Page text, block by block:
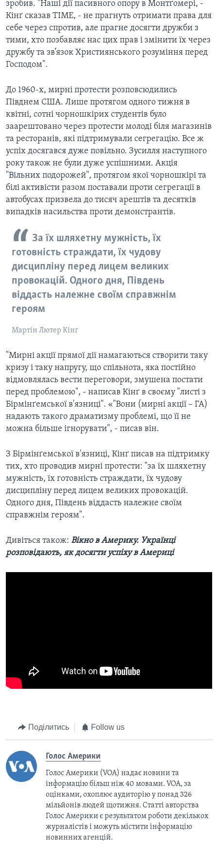
зробив. "Наші дії пасивного опору в Монтґомері, -
Кінґ сказав TIME, - не прагнуть отримати права для
себе через спротив, але прагне досягти дружби з
тими, хто позбавляє нас цих прав і змінити їх через
дружбу та зв’язок Християнського розуміння перед
Господом".
До 1960-х, мирні протести розповсюдились
Півднем США. Лише протягом одного тижня в
квітні, сотні чорношкірих студентів було
заарештовано через протести молоді біля магазинів
та ресторанів, які підтримували сегрегацію. Все ж
успіх досягався дуже повільно. Зусилля наступного
року також не були дуже успішними. Акція
"Вільних подорожей", протягом якої чорношкірі та
білі активісти разом поставали проти сегрегації в
автобусах призвела до тисяч арештів та десятків
випадків насильства проти демонстрантів.
За їх шляхетну мужність, їх
готовність страждати, їх чудову
дисципліну перед лицем великих
провокацій. Одного дня, Південь
віддасть належне своїм справжнім
героям
Мартін Лютер Кінґ
"Мирні акції прямої дії намагаються створити таку
кризу і таку напругу, що спільнота, яка постійно
відмовлялась вести переговори, змушена постати
перед проблемою", - написав Кінґ в своєму "листі з
Бірмінґемської в'язниці". «"Вони (мирні акції – ГА)
надають такого драматизму проблемі, що її не
можна більше ігнорувати", - писав він.
З Бірмінґемської в'язниці, Кінґ писав на підтримку
тих, хто проводив мирні протести: "за їх шляхетну
мужність, їх готовність страждати, їх чудову
дисципліну перед лицем великих провокацій.
Одного дня, Південь віддасть належне своїм
справжнім героям".
Дивіться також: Вікно в Америку. Українці
розповідають, як досягти успіху в Америці
Поділитись Follow us
Голос Америки
Голос Америки (VOA) надає новини та
інформацію більш ніж 40 мовами. VOA, за
оцінками, охоплює аудиторію у понад 326
мільйонів людей щотижня. Статті авторства
Голос Америки є результатом роботи декількох
журналістів і можуть містити інформацію
новинних агенцій.